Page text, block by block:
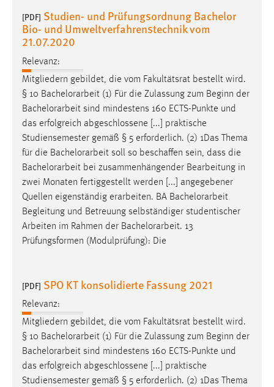
[PDF] Studien- und Prüfungsordnung Bachelor
Bio- und Umweltverfahrenstechnik vom
21.07.2020
Relevanz:
Mitgliedern gebildet, die vom Fakultätsrat bestellt wird.
§ 10 Bachelorarbeit (1) Für die Zulassung zum Beginn der
Bachelorarbeit sind mindestens 160 ECTS-Punkte und
das erfolgreich abgeschlossene [...] praktische
Studiensemester gemäß § 5 erforderlich. (2) 1Das Thema
für die Bachelorarbeit soll so beschaffen sein, dass die
Bachelorarbeit bei zusammenhängender Bearbeitung in
zwei Monaten fertiggestellt werden [...] angegebener
Quellen eigenständig erarbeiten. BA Bachelorarbeit
Begleitung und Betreuung selbständiger studentischer
Arbeiten im Rahmen der Bachelorarbeit. 13
Prüfungsformen (Modulprüfung): Die
[PDF] SPO KT konsolidierte Fassung 2021
Relevanz:
Mitgliedern gebildet, die vom Fakultätsrat bestellt wird.
§ 10 Bachelorarbeit (1) Für die Zulassung zum Beginn der
Bachelorarbeit sind mindestens 160 ECTS-Punkte und
das erfolgreich abgeschlossene [...] praktische
Studiensemester gemäß § 5 erforderlich. (2) 1Das Thema